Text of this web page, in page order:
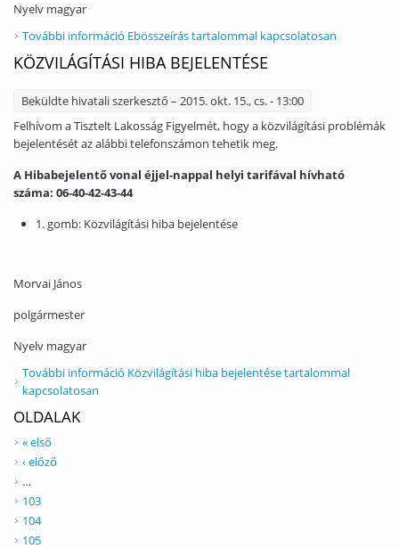
Nyelv magyar
További információ Ebösszeírás tartalommal kapcsolatosan
KÖZVILÁGÍTÁSI HIBA BEJELENTÉSE
Beküldte hivatali szerkesztő – 2015. okt. 15., cs. - 13:00
Felhívom a Tisztelt Lakosság Figyelmét, hogy a közvilágítási problémák
bejelentését az alábbi telefonszámon tehetik meg.
A Hibabejelentő vonal éjjel-nappal helyi tarifával hívható
száma: 06-40-42-43-44
1. gomb: Közvilágítási hiba bejelentése
Morvai János
polgármester
Nyelv magyar
További információ Közvilágítási hiba bejelentése tartalommal
kapcsolatosan
OLDALAK
« első
‹ előző
…
103
104
105